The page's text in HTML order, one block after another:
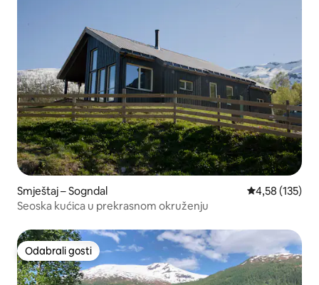
Smještaj – Sogndal Prosječna
4,58 (135)
Seoska kućica u prekrasnom okruženju
Odabrali gosti
Odabrali gosti